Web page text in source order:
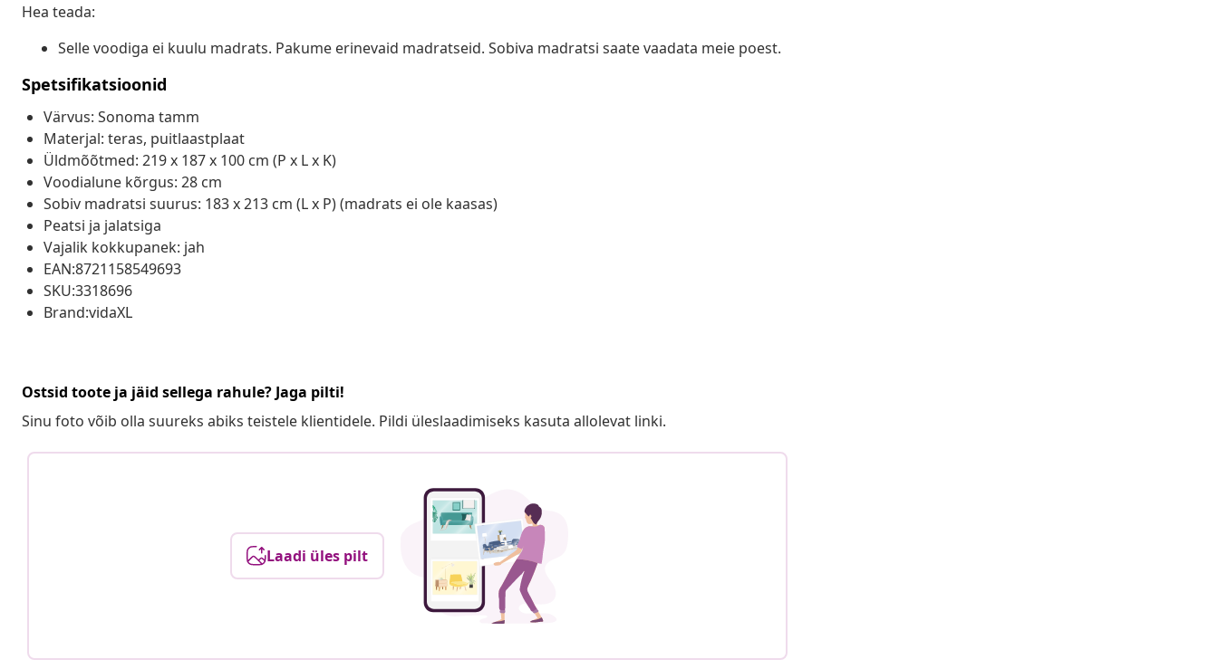
Hea teada:
Selle voodiga ei kuulu madrats. Pakume erinevaid madratseid. Sobiva madratsi saate vaadata meie poest.
Spetsifikatsioonid
Värvus: Sonoma tamm
Materjal: teras, puitlaastplaat
Üldmõõtmed: 219 x 187 x 100 cm (P x L x K)
Voodialune kõrgus: 28 cm
Sobiv madratsi suurus: 183 x 213 cm (L x P) (madrats ei ole kaasas)
Peatsi ja jalatsiga
Vajalik kokkupanek: jah
EAN:8721158549693
SKU:3318696
Brand:vidaXL
Ostsid toote ja jäid sellega rahule? Jaga pilti!
Sinu foto võib olla suureks abiks teistele klientidele. Pildi üleslaadimiseks kasuta allolevat linki.
Laadi üles pilt